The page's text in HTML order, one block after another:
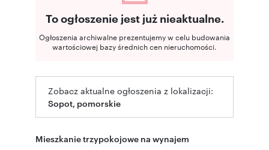
To ogłoszenie jest już nieaktualne.
Ogłoszenia archiwalne prezentujemy w celu budowania
wartościowej bazy średnich cen nieruchomości.
Zobacz aktualne ogłoszenia z lokalizacji:
Sopot, pomorskie
Mieszkanie trzypokojowe na wynajem